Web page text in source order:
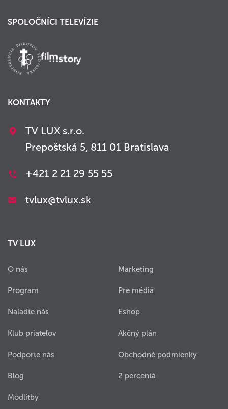
SPOLOČNÍCI TELEVÍZIE
KONTAKTY
TV LUX s.r.o.
Prepoštská 5, 811 01 Bratislava
+421 2 21 29 55 55
tvlux@tvlux.sk
TV LUX
O nás
Program
Nalaďte nás
Klub priateľov
Podporte nás
Blog
Modlitby
Marketing
Pre médiá
Eshop
Akčný plán
Obchodné podmienky
2 percentá